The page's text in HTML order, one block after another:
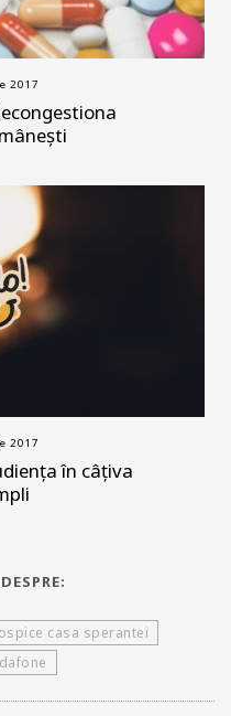
2017
2017
în câțiva
casa sperantei